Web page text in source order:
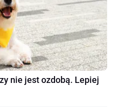
nie jest ozdobą. Lepiej